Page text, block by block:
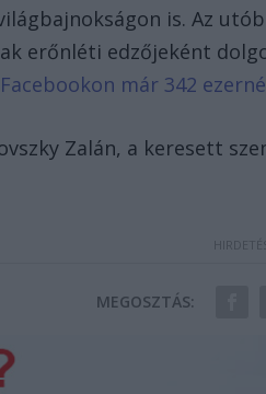
is. Az
erőnléti edzőjeként
már 342
Zalán, a keresett
MEGOSZTÁS: